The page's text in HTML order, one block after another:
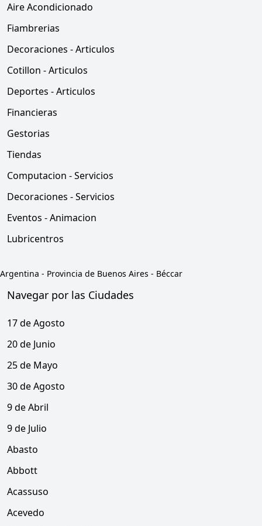
Aire Acondicionado
Fiambrerias
Decoraciones - Articulos
Cotillon - Articulos
Deportes - Articulos
Financieras
Gestorias
Tiendas
Computacion - Servicios
Decoraciones - Servicios
Eventos - Animacion
Lubricentros
Argentina - Provincia de Buenos Aires - Béccar
Navegar por las Ciudades
17 de Agosto
20 de Junio
25 de Mayo
30 de Agosto
9 de Abril
9 de Julio
Abasto
Abbott
Acassuso
Acevedo